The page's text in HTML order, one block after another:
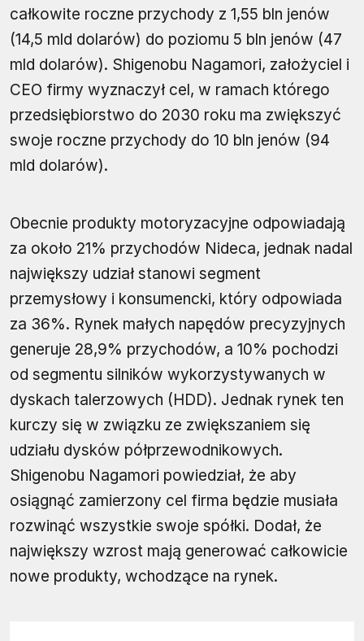
całkowite roczne przychody z 1,55 bln jenów
(14,5 mld dolarów) do poziomu 5 bln jenów (47
mld dolarów). Shigenobu Nagamori, założyciel i
CEO firmy wyznaczył cel, w ramach którego
przedsiębiorstwo do 2030 roku ma zwiększyć
swoje roczne przychody do 10 bln jenów (94
mld dolarów).
Obecnie produkty motoryzacyjne odpowiadają
za około 21% przychodów Nideca, jednak nadal
największy udział stanowi segment
przemysłowy i konsumencki, który odpowiada
za 36%. Rynek małych napędów precyzyjnych
generuje 28,9% przychodów, a 10% pochodzi
od segmentu silników wykorzystywanych w
dyskach talerzowych (HDD). Jednak rynek ten
kurczy się w związku ze zwiększaniem się
udziału dysków półprzewodnikowych.
Shigenobu Nagamori powiedział, że aby
osiągnąć zamierzony cel firma będzie musiała
rozwinąć wszystkie swoje spółki. Dodał, że
największy wzrost mają generować całkowicie
nowe produkty, wchodzące na rynek.